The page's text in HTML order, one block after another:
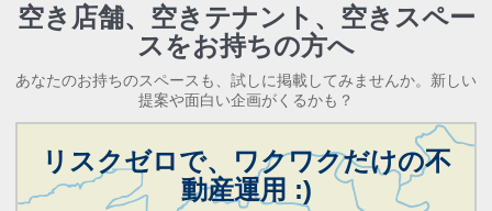
空き店舗、空きテナント、 空きスペー
スをお持ちの方へ
あなたのお持ちのスペースも、試しに掲載してみませんか。新しい
提案や面白い企画がくるかも？
リスクゼロで、ワクワクだけの不
動産運用 :)